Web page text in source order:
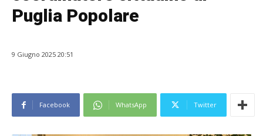
Puglia Popolare
9 Giugno 2025 20:51
Facebook WhatsApp Twitter